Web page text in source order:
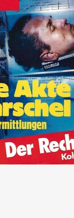
POP Rocky
Yam!